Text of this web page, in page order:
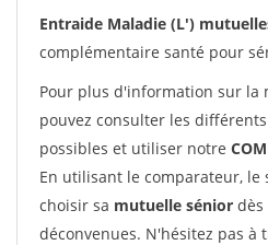
Entraide Maladie (L')
complémentaire santé pour
Pour plus d'information sur la
pouvez consulter les
possibles et utiliser notre
En utilisant le comparateur, le
choisir sa mutuelle sénior dès
déconvenues. N'hésitez pas